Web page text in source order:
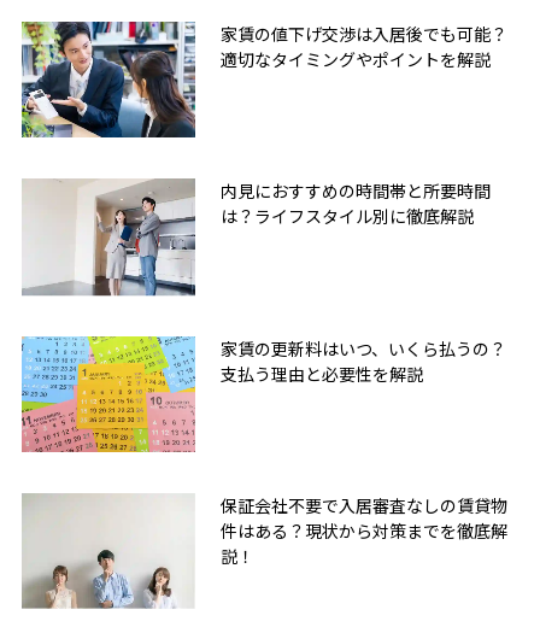
家賃の値下げ交渉は入居後でも可能？
適切なタイミングやポイントを解説
内見におすすめの時間帯と所要時間
は？ライフスタイル別に徹底解説
家賃の更新料はいつ、いくら払うの？
支払う理由と必要性を解説
保証会社不要で入居審査なしの賃貸物
件はある？現状から対策までを徹底解
説！